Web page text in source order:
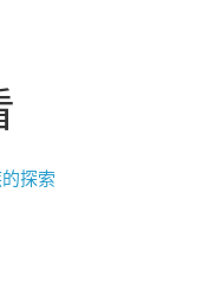
探索